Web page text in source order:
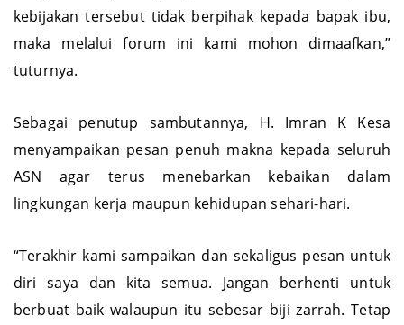
kebijakan tersebut tidak berpihak kepada bapak ibu,
maka melalui forum ini kami mohon dimaafkan,”
tuturnya.
Sebagai penutup sambutannya, H. Imran K Kesa
menyampaikan pesan penuh makna kepada seluruh
ASN agar terus menebarkan kebaikan dalam
lingkungan kerja maupun kehidupan sehari-hari.
“Terakhir kami sampaikan dan sekaligus pesan untuk
diri saya dan kita semua. Jangan berhenti untuk
berbuat baik walaupun itu sebesar biji zarrah. Tetap